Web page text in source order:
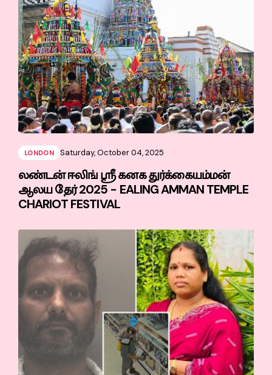
LONDON Saturday, October 04, 2025
லண்டன் ஈலிங் ஸ்ரீ கனக துர்க்கையம்மன்
ஆலய தேர் 2025 - EALING AMMAN TEMPLE
CHARIOT FESTIVAL